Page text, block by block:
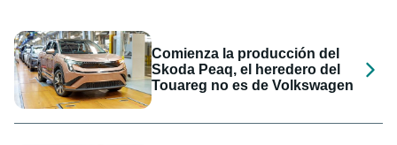
Comienza la producción del
Skoda Peaq, el heredero del
Touareg no es de Volkswagen